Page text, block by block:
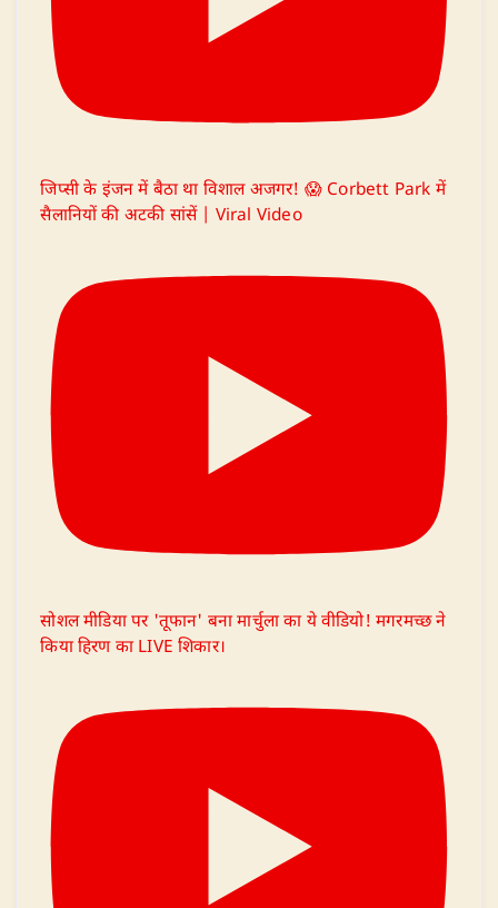
जिप्सी के इंजन में बैठा था विशाल अजगर! 😱 Corbett Park में
सैलानियों की अटकी सांसें | Viral Video
सोशल मीडिया पर 'तूफान' बना मार्चुला का ये वीडियो! मगरमच्छ ने
किया हिरण का LIVE शिकार।